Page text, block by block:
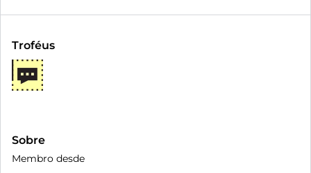
Troféus
Sobre
Membro desde